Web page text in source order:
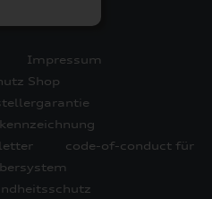
Impressum
Shop
code-of-conduct für